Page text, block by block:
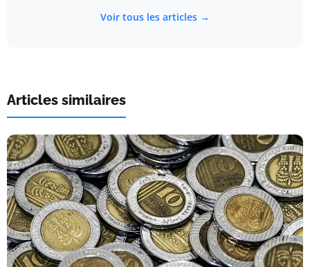
Voir tous les articles →
Articles similaires